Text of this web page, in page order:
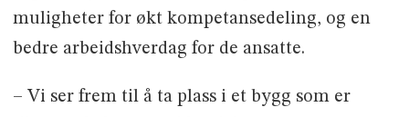
muligheter for økt kompetansedeling, og en
bedre arbeidshverdag for de ansatte.
– Vi ser frem til å ta plass i et bygg som er